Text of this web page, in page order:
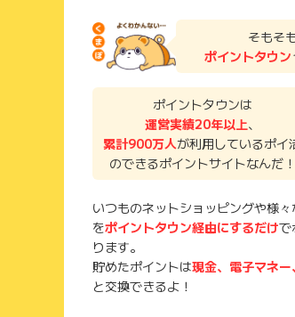
そもそも
ポイントタウン
ポイントタウンは
運営実績20年以上、
累計900万人が利用しているポイ
のできるポイントサイトなんだ！
いつものネットショッピングや様
をポイントタウン経由にするだけで
ります。
貯めたポイントは現金、電子マネ
と交換できるよ！